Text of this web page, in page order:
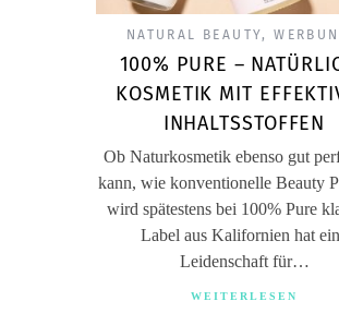
NATURAL BEAUTY,
100% PURE –
KOSMETIK MIT
INHALTSSTOFFEN
Ob Naturkosmetik ebenso gut
kann, wie konventionelle Beauty
wird spätestens bei 100% Pure
Label aus Kalifornien hat
Leidenschaft für…
WEITERLESEN